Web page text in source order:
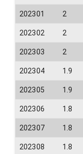
202301 2
202302 2
202303 2
202304 1.9
202305 1.9
202306 1.8
202307 1.8
202308 1.8